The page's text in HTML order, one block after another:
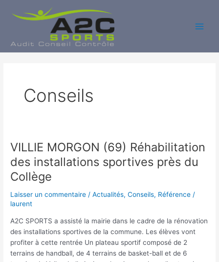
Conseils
VILLIE MORGON (69) Réhabilitation
des installations sportives près du
Collège
Laisser un commentaire /Actualités,Conseils, Référence /
laurent
A2C SPORTS a assisté la mairie dans le cadre de la rénovation
des installations sportives de la commune. Les élèves vont
profiter à cette rentrée Un plateau sportif composé de 2
terrains de handball, de 4 terrains de basket-ball et de 6